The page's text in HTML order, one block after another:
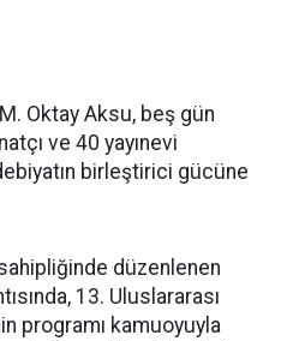
Oktay Aksu, beş gün
ve 40 yayınevi
birleştirici gücüne
düzenlenen
13. Uluslararası
programı kamuoyuyla